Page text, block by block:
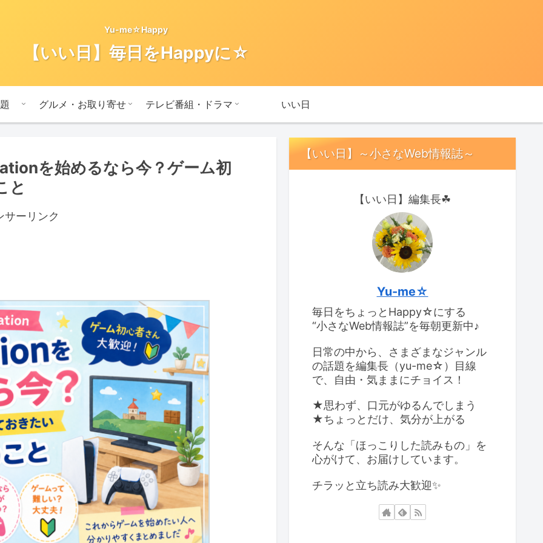
Yu-me☆Happy
【いい日】毎日をHappyに☆
グルメ・お取り寄せ テレビ番組・ドラマ いい日
を始めるなら今？ゲーム初
と
サーリンク
【いい日】～小さなWeb情報誌～
【いい日】編集長☘
Yu-me☆
毎日をちょっとHappy☆にする
“小さなWeb情報誌”を毎朝更新中♪
日常の中から、さまざまなジャンル
の話題を編集長（yu-me☆）目線
で、自由・気ままにチョイス！
★思わず、口元がゆるんでしまう
★ちょっとだけ、気分が上がる
そんな「ほっこりした読みもの」を
心がけて、お届けしています。
チラッと立ち読み大歓迎✨️